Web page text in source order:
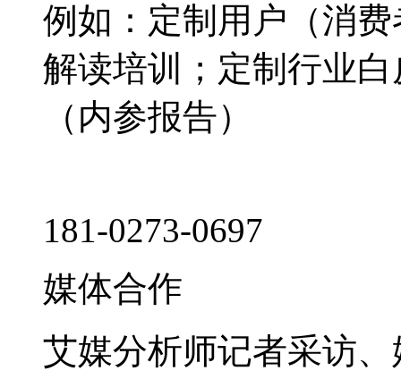
例如：定制用户（消
解读培训；定制行业
（内参报告）
181-0273-0697
媒体合作
艾媒分析师记者采访